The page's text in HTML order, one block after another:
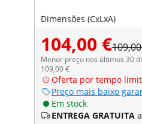
Dimensões (CxLxA)
104,00 €
Menor preço nos últimos 30
109,00 €
Oferta por tempo
Preço mais baixo
Em stock
ENTREGA GRATUITA